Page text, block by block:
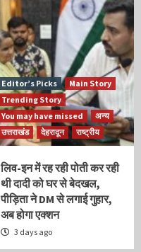
Editor’s Picks
Main Story
Trending Story
You may have missed
अन्य
उत्तराखंड
देहरादून राष्ट्रीय
लिव-इन में रह रही पोती कर रही
थी दादी को घर से बेदखल,
पीड़िता ने DM से लगाई गुहार,
अब होगा एक्शन
3 days ago